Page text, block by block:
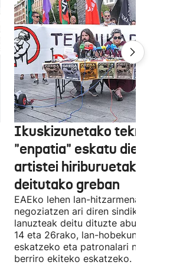
Ikuskizunetako teknikariek
"enpatia" eskatu diete
artistei hiriburuetako
deitutako greban
EAEko lehen lan-hitzarmena
negoziatzen ari diren sindikatuek
lanuzteak deitu dituzte abuztuaren 5,
14 eta 26rako, lan-hobekuntzak
eskatzeko eta patronalari
berriro ekiteko eskatzeko.